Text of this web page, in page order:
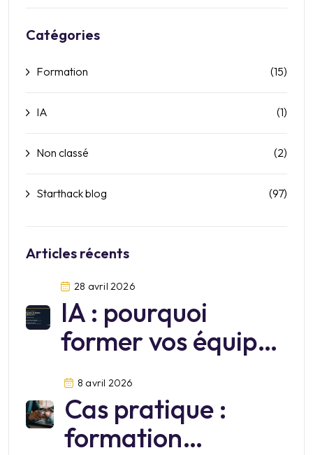
Catégories
Formation (15)
IA (1)
Non classé (2)
Starthack blog (97)
Articles récents
28 avril 2026
IA : pourquoi
former vos équipes
sur Mistral?
8 avril 2026
Cas pratique :
formation